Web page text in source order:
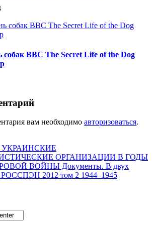
BBC The Secret Life of the Dog
вам необходимо авторизоваться.
УКРАИНСКИЕ
ОРГАНИЗАЦИИ В ГОДЫ
ВОЙНЫ Документы. В двух
РОССПЭН 2012 том 2 1944–1945